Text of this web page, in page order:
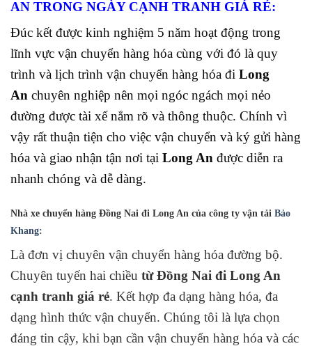
AN TRONG NGÀY CẠNH TRANH GIÁ RẺ:
Đúc kết được kinh nghiệm 5 năm hoạt động trong
lĩnh vực vận chuyển hàng hóa cùng với đó là quy
trình và lịch trình vận chuyển hàng hóa đi Long
An chuyên nghiệp nên mọi ngóc ngách mọi nẻo
đường được tài xế nắm rõ và thông thuộc. Chính vì
vậy rất thuận tiện cho việc vận chuyển và ký gửi hàng
hóa và giao nhận tận nơi tại Long An được diễn ra
nhanh chóng và dễ dàng.
Nhà xe chuyển hàng Đồng Nai đi Long An của công ty vận tải Bảo
Khang:
Là đơn vị chuyên vận chuyển hàng hóa đường bộ.
Chuyên tuyến hai chiều từ Đồng Nai đi Long An
cạnh tranh giá rẻ. Kết hợp đa dạng hàng hóa, đa
dạng hình thức vận chuyển. Chúng tôi là lựa chọn
đáng tin cậy, khi bạn cần vận chuyển hàng hóa và các